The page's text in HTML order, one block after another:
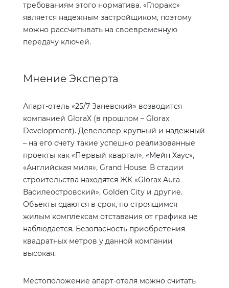
требованиям этого норматива. «Глоракс»
является надежным застройщиком, поэтому
можно рассчитывать на своевременную
передачу ключей.
Мнение Эксперта
Апарт-отель «25/7 Заневский» возводится
компанией GloraX (в прошлом – Glorax
Development). Девелопер крупный и надежный
– на его счету такие успешно реализованные
проекты как «Первый квартал», «Мейн Хаус»,
«Английская миля», Grand House. В стадии
строительства находятся ЖК «Glorax Aura
Василеостровский», Golden City и другие.
Объекты сдаются в срок, по строящимся
жилым комплексам отставания от графика не
наблюдается. Безопасность приобретения
квадратных метров у данной компании
высокая.
Местоположение апарт-отеля можно считать